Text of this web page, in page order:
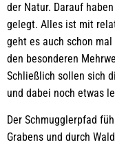
der Natur. Darauf
gelegt. Alles ist mit
geht es auch schon mal
den besonderen
Schließlich sollen sich
und dabei noch etwas
Der Schmugglerpfad
Grabens und durch